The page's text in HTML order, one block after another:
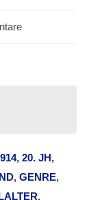
,20. JH,
, GENRE,
,